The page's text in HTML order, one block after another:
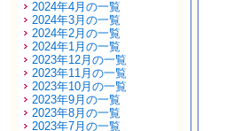
2024年4月の一覧
2024年3月の一覧
2024年2月の一覧
2024年1月の一覧
2023年12月の一覧
2023年11月の一覧
2023年10月の一覧
2023年9月の一覧
2023年8月の一覧
2023年7月の一覧